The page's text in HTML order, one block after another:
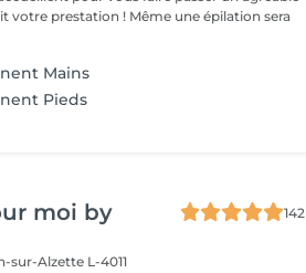
votre prestation ! Même une épilation sera
Mains
Pieds
moi by
142
sur-Alzette L-4011